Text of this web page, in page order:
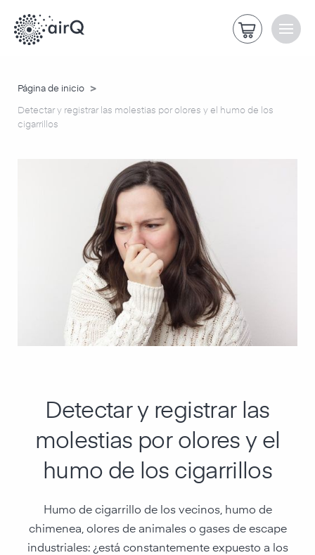
Página de inicio >
Detectar y registrar las molestias por olores y el humo de los
cigarrillos
Detectar y registrar las
molestias por olores y el
humo de los cigarrillos
Humo de cigarrillo de los vecinos, humo de
chimenea, olores de animales o gases de escape
industriales: ¿está constantemente expuesto a los